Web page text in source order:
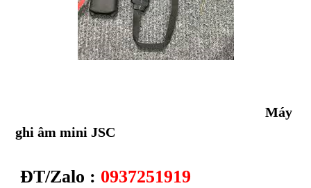
Máy
ghi âm mini JSC
ĐT/Zalo : 0937251919